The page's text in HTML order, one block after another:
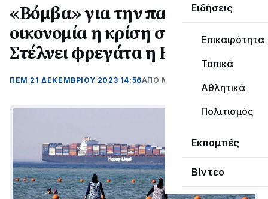
Ειδήσεις
Επικαιρότητα
Τοπικά
Αθλητικά
Πολιτισμός
Εκπομπές
Βίντεο
«Βόμβα» για την παγκόσμια
οικονομία η κρίση στο Σουέζ -
Στέλνει φρεγάτα η Ελλάδα
ΠΕΜ 21 ΔΕΚΕΜΒΡΊΟΥ 2023 14:56ΑΠΌ ΜΑΝΤΩ ΚΑΠΕΝΤΖΩΝΗ